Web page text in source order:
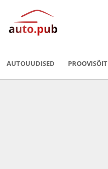
AUTOUUDISED PROOVISÕIT